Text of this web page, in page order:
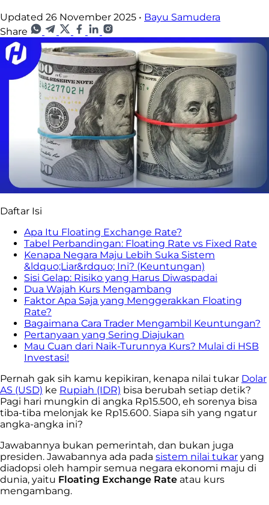
Updated 26 November 2025 • Bayu Samudera
Share
Daftar Isi
Apa Itu Floating Exchange Rate?
Tabel Perbandingan: Floating Rate vs Fixed Rate
Kenapa Negara Maju Lebih Suka Sistem
&ldquo;Liar&rdquo; Ini? (Keuntungan)
Sisi Gelap: Risiko yang Harus Diwaspadai
Dua Wajah Kurs Mengambang
Faktor Apa Saja yang Menggerakkan Floating
Rate?
Bagaimana Cara Trader Mengambil Keuntungan?
Pertanyaan yang Sering Diajukan
Mau Cuan dari Naik-Turunnya Kurs? Mulai di HSB
Investasi!
Pernah gak sih kamu kepikiran, kenapa nilai tukar Dolar
AS (USD) ke Rupiah (IDR) bisa berubah setiap detik?
Pagi hari mungkin di angka Rp15.500, eh sorenya bisa
tiba-tiba melonjak ke Rp15.600. Siapa sih yang ngatur
angka-angka ini?
Jawabannya bukan pemerintah, dan bukan juga
presiden. Jawabannya ada pada sistem nilai tukar yang
diadopsi oleh hampir semua negara ekonomi maju di
dunia, yaitu Floating Exchange Rate atau kurs
mengambang.